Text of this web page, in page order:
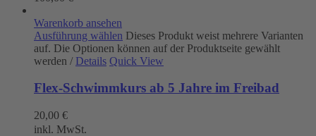
Warenkorb ansehen
Ausführung wählen Dieses Produkt weist mehrere Varianten
auf. Die Optionen können auf der Produktseite gewählt
werden / Details Quick View
Flex-Schwimmkurs ab 5 Jahre im Freibad
20,00 €
inkl. MwSt.